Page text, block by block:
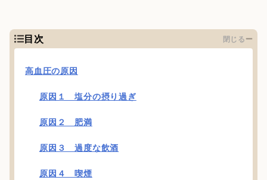
目次 閉じる
高血圧の原因
原因１ 塩分の摂り過ぎ
原因２ 肥満
原因３ 過度な飲酒
原因４ 喫煙